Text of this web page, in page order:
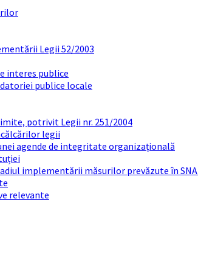
Legii 52/2003
interes publice
publice locale
potrivit Legii nr. 251/2004
legii
agende de integritate organizațională
implementării măsurilor prevăzute în
relevante